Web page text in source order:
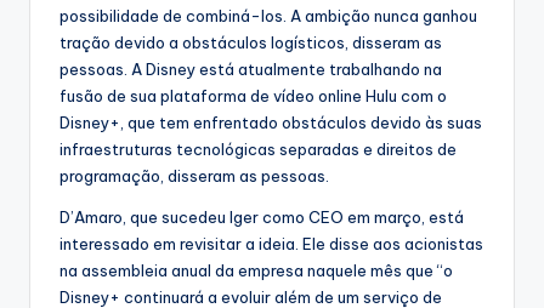
possibilidade de combiná-los. A ambição nunca ganhou
tração devido a obstáculos logísticos, disseram as
pessoas. A Disney está atualmente trabalhando na
fusão de sua plataforma de vídeo online Hulu com o
Disney+, que tem enfrentado obstáculos devido às suas
infraestruturas tecnológicas separadas e direitos de
programação, disseram as pessoas.
D’Amaro, que sucedeu Iger como CEO em março, está
interessado em revisitar a ideia. Ele disse aos acionistas
na assembleia anual da empresa naquele mês que “o
Disney+ continuará a evoluir além de um serviço de